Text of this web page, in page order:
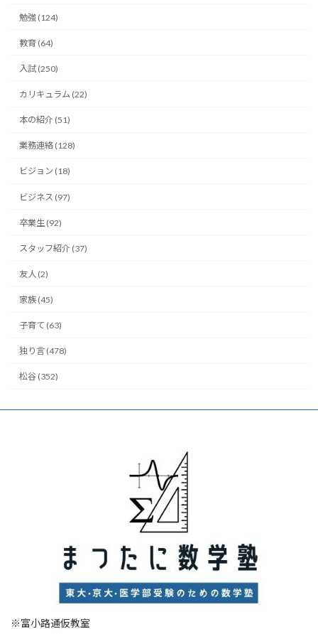
勉強 (124)
教育 (64)
入試 (250)
カリキュラム (22)
本の紹介 (51)
業務連絡 (128)
ビジョン (18)
ビジネス (97)
卒業生 (92)
スタッフ紹介 (37)
友人 (2)
家族 (45)
子育て (63)
独り言 (478)
松谷 (352)
※富小路通仮教室